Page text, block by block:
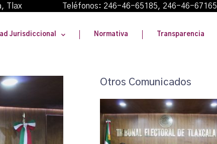
Tlax Teléfonos: 246-46-65185, 246-46-67165
Jurisdiccional Normativa Transparencia
Otros Comunicados